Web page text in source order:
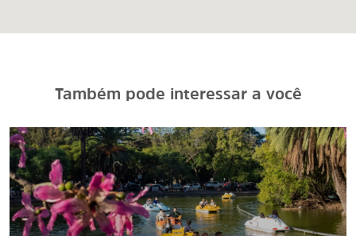
Também pode interessar a você